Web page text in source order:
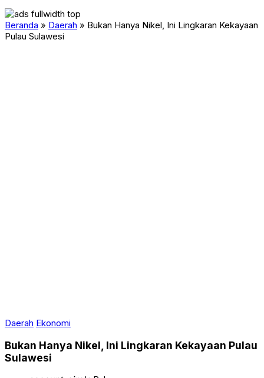
Beranda » Daerah » Bukan Hanya Nikel, Ini Lingkaran Kekayaan
Pulau Sulawesi
Daerah Ekonomi
Bukan Hanya Nikel, Ini Lingkaran Kekayaan Pulau
Sulawesi